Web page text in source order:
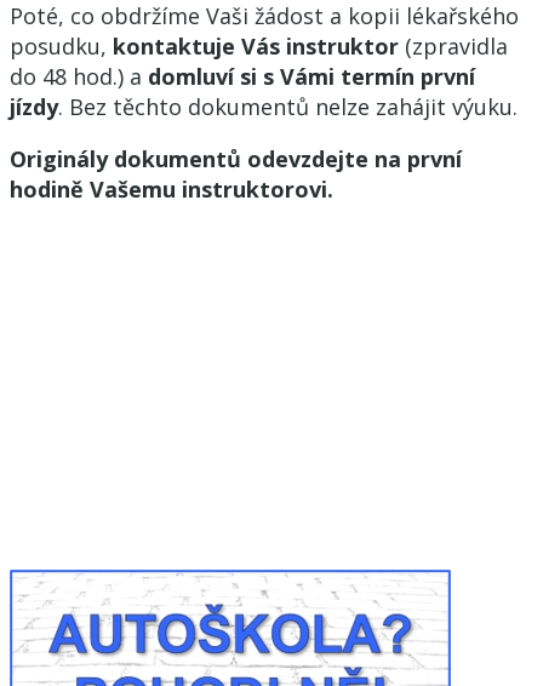
Poté, co obdržíme Vaši žádost a kopii lékařského
posudku, kontaktuje Vás instruktor (zpravidla
do 48 hod.) a domluví si s Vámi termín první
jízdy. Bez těchto dokumentů nelze zahájit výuku.
Originály dokumentů odevzdejte na první
hodině Vašemu instruktorovi.